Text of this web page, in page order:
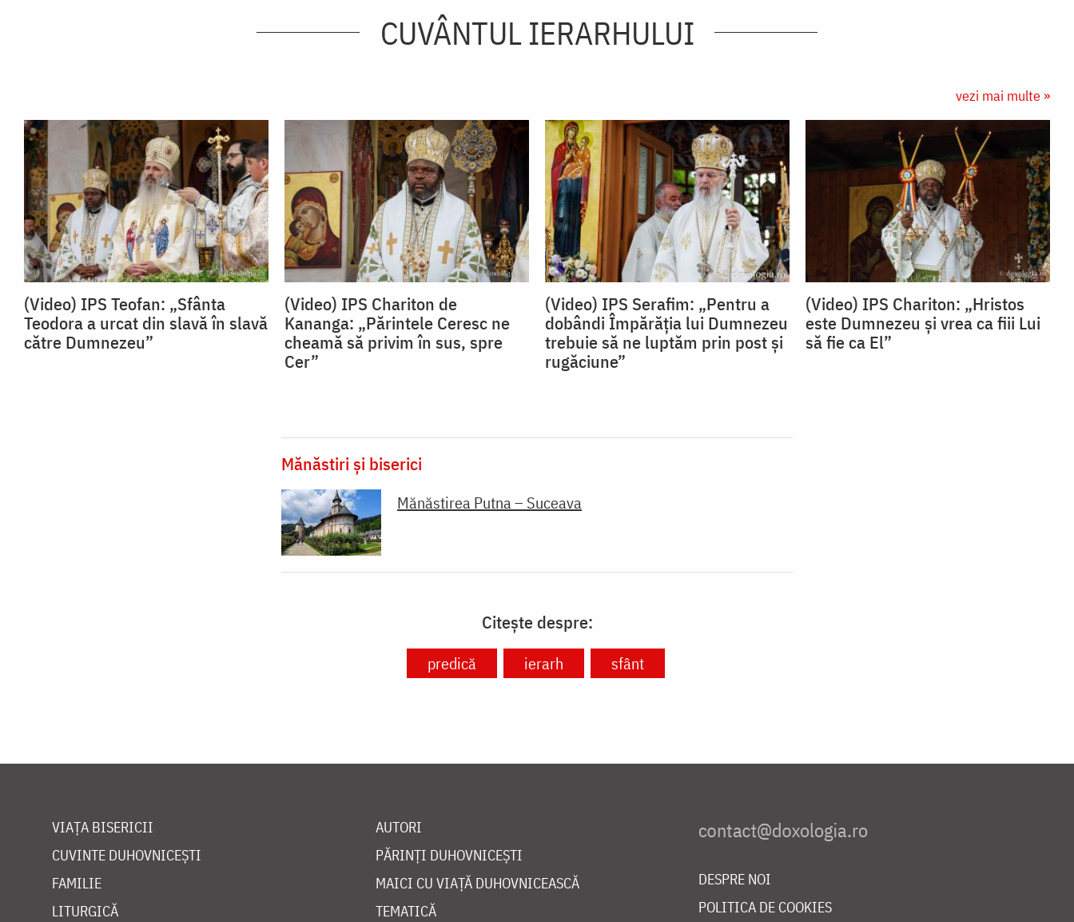
CUVÂNTUL IERARHULUI
vezi mai multe »
(Video) IPS Teofan: „Sfânta
Teodora a urcat din slavă în slavă
către Dumnezeu”
(Video) IPS Chariton de
Kananga: „Părintele Ceresc ne
cheamă să privim în sus, spre
Cer”
(Video) IPS Serafim: „Pentru a
dobândi Împărăția lui Dumnezeu
trebuie să ne luptăm prin post și
rugăciune”
(Video) IPS Chariton: „Hristos
este Dumnezeu și vrea ca fiii Lui
să fie ca El”
Mănăstiri și biserici
Mănăstirea Putna – Suceava
Citește despre:
predică ierarh sfânt
VIAȚA BISERICII
CUVINTE DUHOVNICEȘTI
FAMILIE
LITURGICĂ
AUTORI
PĂRINȚI DUHOVNICEȘTI
MAICI CU VIAȚĂ DUHOVNICEASCĂ
TEMATICĂ
DESPRE NOI
POLITICA DE COOKIES